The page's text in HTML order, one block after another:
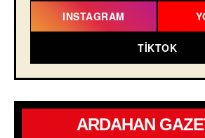
INSTAGRAM
TIKTOK
ARDAHAN